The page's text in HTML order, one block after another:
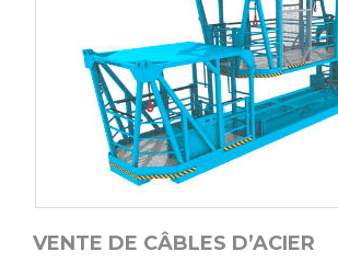
VENTE DE CÂBLES D’ACIER